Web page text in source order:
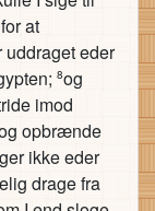
at
eder
8og
imod
opbrænde
ikke eder
drage fra